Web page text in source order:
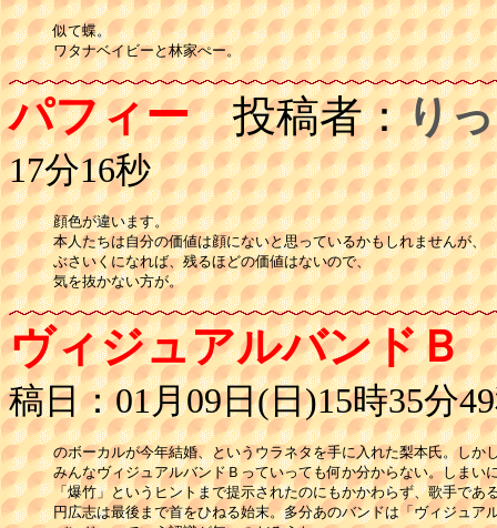
似て蝶。
ワタナベイビーと林家ぺー。
パフィー投稿者：り
17分16秒
顔色が違います。
本人たちは自分の価値は顔にないと思っているかもしれませんが、
ぶさいくになれば、残るほどの価値はないので、
気を抜かない方が。
ヴィジュアルバンドＢ
稿日：01月09日(日)15時35分
のボーカルが今年結婚、というウラネタを手に入れた梨本氏。しか
みんなヴィジュアルバンドＢっていっても何か分からない。しまい
「爆竹」というヒントまで提示されたのにもかかわらず、歌手であ
円広志は最後まで首をひねる始末。多分あのバンドは「ヴィジュア